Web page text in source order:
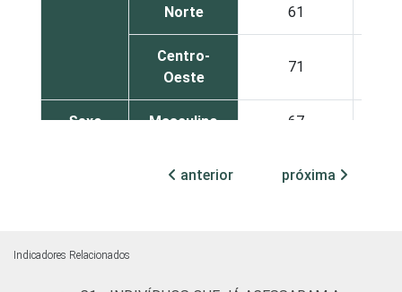
Norte 61
Centro-
Oeste
71
Sexo Masculino 67
Feminino 69
anterior próxima
Indicadores Relacionados